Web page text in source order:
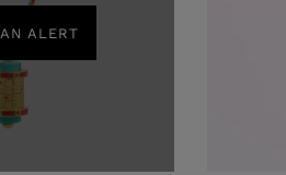
ALERT